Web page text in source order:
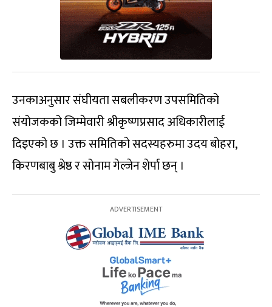
उनकाअनुसार संघीयता सबलीकरण उपसमितिको
संयोजकको जिम्मेवारी श्रीकृष्णप्रसाद अधिकारीलाई
दिइएको छ । उक्त समितिको सदस्यहरुमा उदय बोहरा,
किरणबाबु श्रेष्ठ र सोनाम गेल्जेन शेर्पा छन् ।